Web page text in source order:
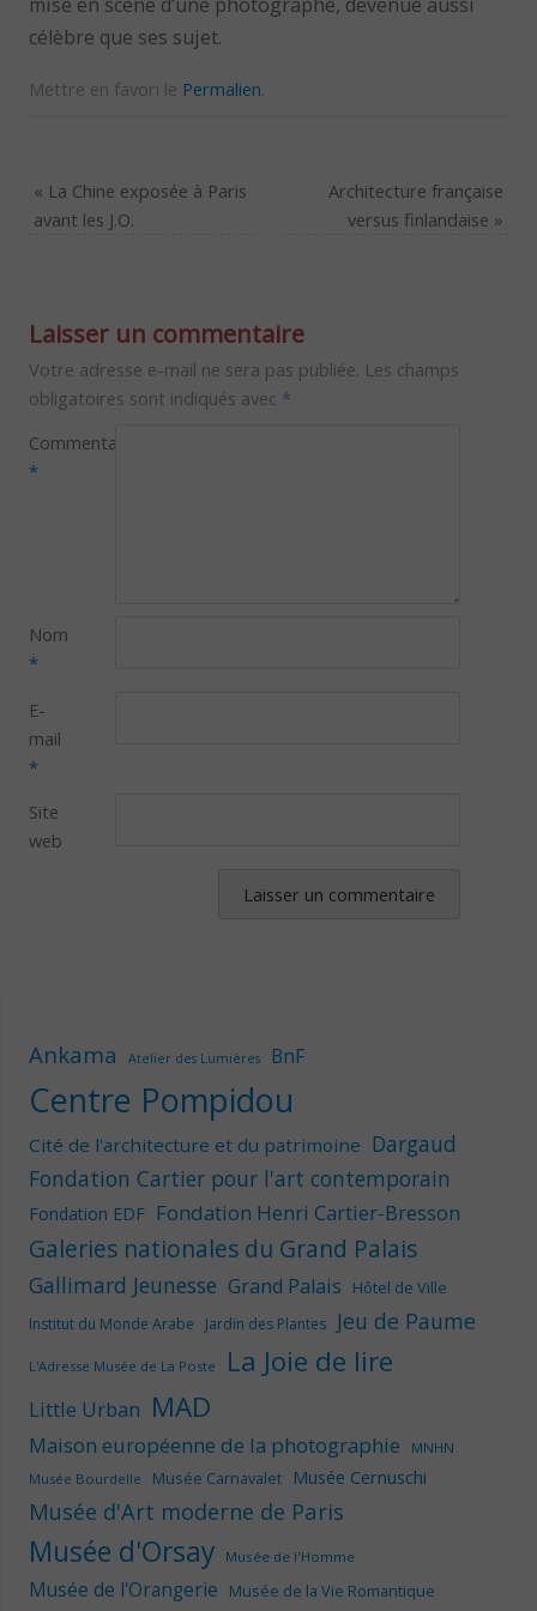
célèbre que ses sujet.
Mettre en favori le Permalien
« La Chine exposée à Paris
avant les J.O.
Architecture française
versus finlandaise »
Laisser un commentaire
Votre adresse e-mail ne sera pas publiée. Les champs
obligatoires sont indiqués avec *
Commentaire
*
Nom
*
E-
mail
*
Site
web
Ankama Atelier des Lumières BnF
Centre Pompidou
Cité de l'architecture et du patrimoine Dargaud
Fondation Cartier pour l'art contemporain
Fondation EDF Fondation Henri Cartier-Bresson
Galeries nationales du Grand Palais
Gallimard Jeunesse Grand Palais Hôtel de Ville
Institut du Monde Arabe Jardin des Plantes Jeu de Paume
L'Adresse Musée de La Poste La Joie de lire
Little Urban MAD
Maison européenne de la photographie
MNHN
Musée Bourdelle
Musée Carnavalet Musée Cernuschi
Musée d'Art moderne de Paris
Musée d'Orsay Musée de l'Homme
Musée de l'Orangerie Musée de la Vie Romantique